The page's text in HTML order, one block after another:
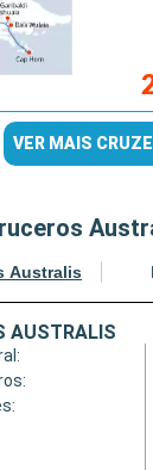
VER MAIS
Australis
AUSTRALIS